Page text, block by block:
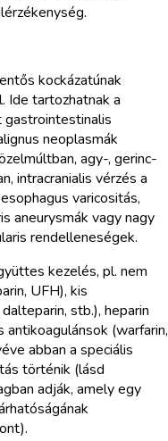
kockázatúnak
Ide tartozhatnak a
gastrointestinalis
neoplasmák
agy-, gerinc-
intracranialis vérzés a
varicositás,
aneurysmák vagy nagy
rendelleneségek.
kezelés, pl. nem
UFH), kis
stb.), heparin
antikoagulánsok (warfarin,
abban a speciális
történik (lásd
adják, amely egy